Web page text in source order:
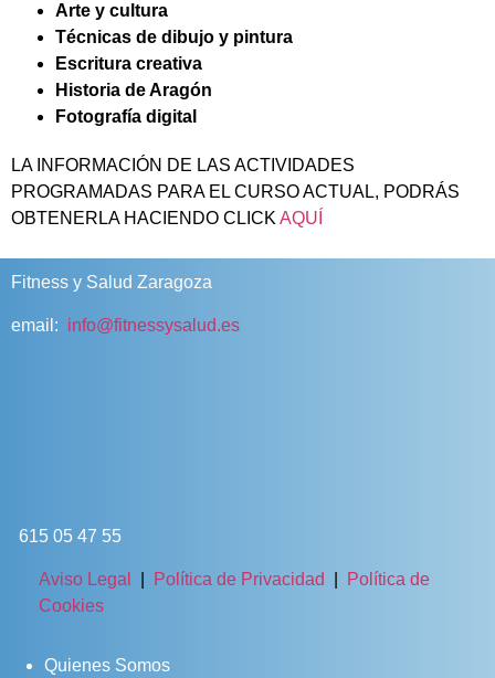
Arte y cultura
Técnicas de dibujo y pintura
Escritura creativa
Historia de Aragón
Fotografía digital
LA INFORMACIÓN DE LAS ACTIVIDADES
PROGRAMADAS PARA EL CURSO ACTUAL, PODRÁS
OBTENERLA HACIENDO CLICK AQUÍ
Fitness y Salud Zaragoza
email: info@fitnessysalud.es
615 05 47 55
Aviso Legal Política de Privacidad
Política de
Cookies
Quienes Somos